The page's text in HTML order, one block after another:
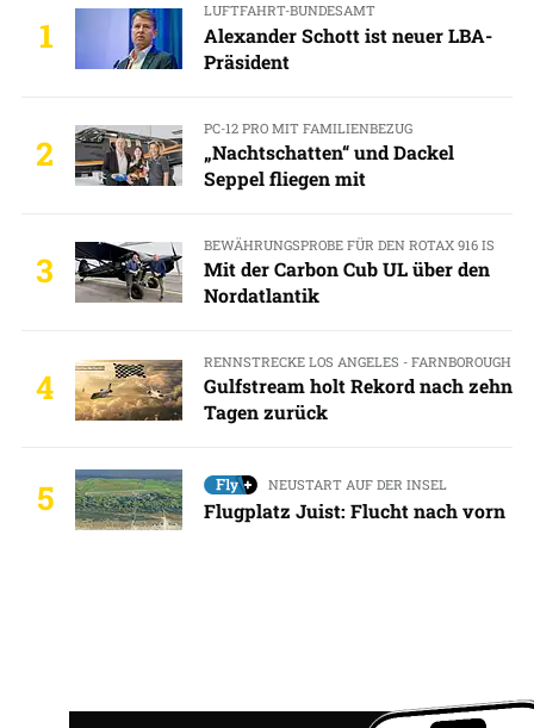
1
LUFTFAHRT-BUNDESAMT
Alexander Schott ist neuer LBA-
Präsident
2
PC-12 PRO MIT FAMILIENBEZUG
„Nachtschatten“ und Dackel
Seppel fliegen mit
3
BEWÄHRUNGSPROBE FÜR DEN ROTAX 916 IS
Mit der Carbon Cub UL über den
Nordatlantik
4
RENNSTRECKE LOS ANGELES - FARNBOROUGH
Gulfstream holt Rekord nach zehn
Tagen zurück
5 NEUSTART AUF DER INSEL
Flugplatz Juist: Flucht nach vorn